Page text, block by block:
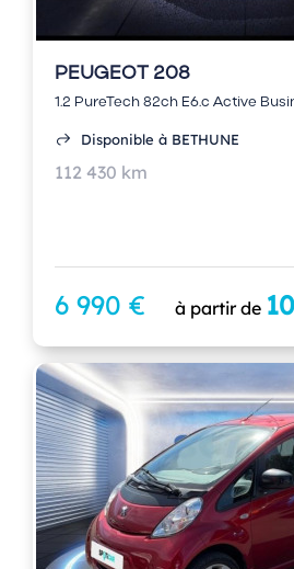
PEUGEOT 208
1.2 PureTech 82ch E6.c Active
Disponible à BETHUNE
112 430 km
6 990 € à partir de